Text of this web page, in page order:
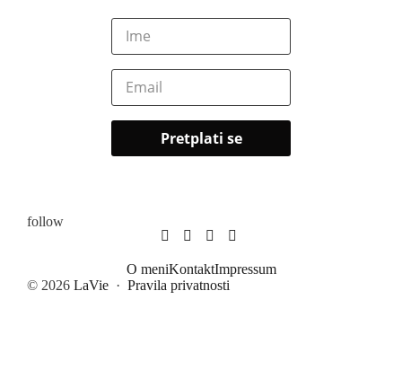
follow
O meniKontaktImpressum
© 2026 LaVie · Pravila privatnosti